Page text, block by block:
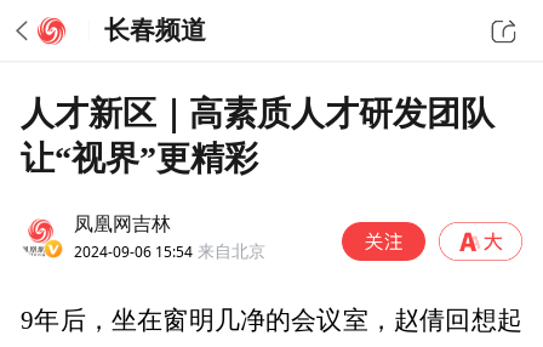
长春频道
人才新区｜高素质人才研发团队
让“视界”更精彩
凤凰网吉林
2024-09-06 15:54 来自北京
9年后，坐在窗明几净的会议室，赵倩回想起